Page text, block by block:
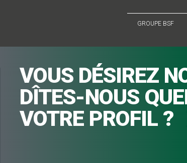
GROUPE BSF
VOUS DÉSIREZ
DÎTES-NOUS
VOTRE PROFIL ?